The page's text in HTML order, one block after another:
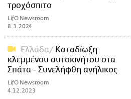
τροχόσπιτο
LifO Newsroom
8.3.2024
Ελλάδα
Καταδίωξη
κλεμμένου αυτοκινήτου στα
Σπάτα - Συνελήφθη ανήλικος
LifO Newsroom
4.12.2023